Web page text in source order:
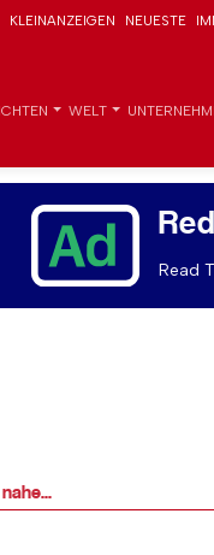
KLEINANZEIGEN NEUESTE
WELT
Read